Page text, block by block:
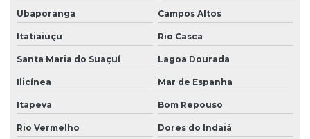
Ubaporanga Campos Altos
Itatiaiuçu Rio Casca
Santa Maria do Suaçuí Lagoa Dourada
Ilicínea Mar de Espanha
Itapeva Bom Repouso
Rio Vermelho Dores do Indaiá